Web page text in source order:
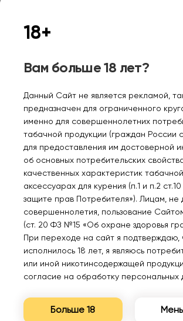
ZLAND MINI Серый ZLAND
Персональные
HQD ULTIMA PRO
10000 Черника малина
PREFILLED
18+
Вам больше 18 лет?
Данный Сайт не является рекламой,
предназначен для ограниченного
именно для совершеннолетних
табачной продукции (граждан России
для предоставления им достоверной
об основных потребительских
качественных характеристик
аксессуарах для курения (п.1 и п.2
защите прав Потребителя»). Лицам, не
совершеннолетия, пользование
(ст. 20 ФЗ №15 «Об охране здоровья
При переходе на сайт я подтверждаю,
исполнилось 18 лет, я являюсь
или иной никотинсодержащей
согласие на обработку персональных
Больше 18